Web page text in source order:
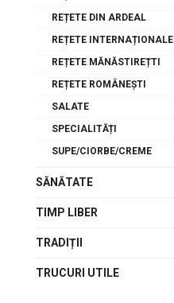
REȚETE DIN ARDEAL
REȚETE INTERNAȚIONALE
REȚETE MĂNĂSTIREȚTI
REȚETE ROMÂNEȘTI
SALATE
SPECIALITĂȚI
SUPE/CIORBE/CREME
SĂNĂTATE
TIMP LIBER
TRADIȚII
TRUCURI UTILE